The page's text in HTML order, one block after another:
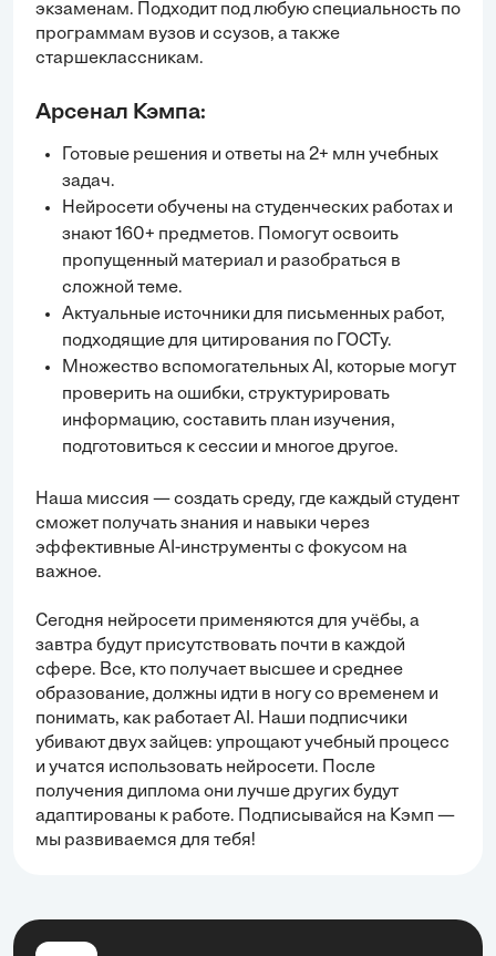
экзаменам. Подходит под любую специальность по
программам вузов и ссузов, а также
старшеклассникам.
Арсенал Кэмпа:
Готовые решения и ответы на 2+ млн учебных
задач.
Нейросети обучены на студенческих работах и
знают 160+ предметов. Помогут освоить
пропущенный материал и разобраться в
сложной теме.
Актуальные источники для письменных работ,
подходящие для цитирования по ГОСТу.
Множество вспомогательных AI, которые могут
проверить на ошибки, структурировать
информацию, составить план изучения,
подготовиться к сессии и многое другое.
Наша миссия — создать среду, где каждый студент
сможет получать знания и навыки через
эффективные AI-инструменты с фокусом на
важное.
Сегодня нейросети применяются для учёбы, а
завтра будут присутствовать почти в каждой
сфере. Все, кто получает высшее и среднее
образование, должны идти в ногу со временем и
понимать, как работает AI. Наши подписчики
убивают двух зайцев: упрощают учебный процесс
и учатся использовать нейросети. После
получения диплома они лучше других будут
адаптированы к работе. Подписывайся на Кэмп —
мы развиваемся для тебя!